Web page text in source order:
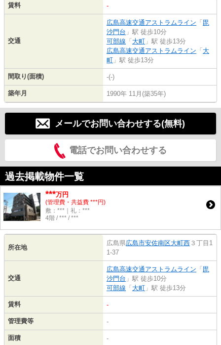
賃料 -
交通
広島高速交通アストラムライン 「 毘
沙門台 」駅 徒歩10分
可部線 「 大町 」駅 徒歩13分
広島高速交通アストラムライン 「 大
町 」駅 徒歩13分
間取り(面積) -(-)
築年月 1990年 11月(築35年)
メールでお問い合わせする(無料)
電話でお問い合わせする
過去掲載物件一覧
***万円
(管理費・共益費 ***円)
敷：***｜礼：***
4階 / *** / ***
所在地
広島県広島市安佐南区大町西 ３丁目1
1-37
交通
広島高速交通アストラムライン 「 毘
沙門台 」駅 徒歩10分
可部線 「 大町 」駅 徒歩13分
賃料 -
管理費等 -
面積 -